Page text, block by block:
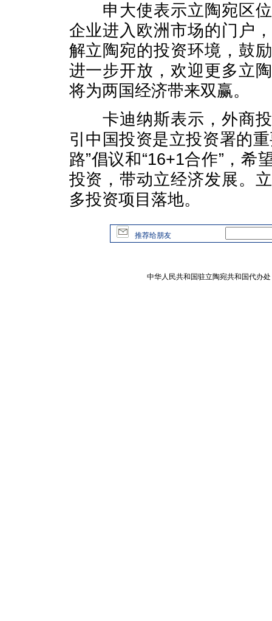
申大使表示立陶宛区位
企业进入欧洲市场的门户
解立陶宛的投资环境，鼓
进一步开放，欢迎更多立
将为两国经济带来双赢。
卡迪纳斯表示，外商投
引中国投资是立投资署的
路”倡议和“16+1合作”，
投资，带动立经济发展。
多投资项目落地。
推荐给朋友
中华人民共和国驻立陶宛共和国代办处